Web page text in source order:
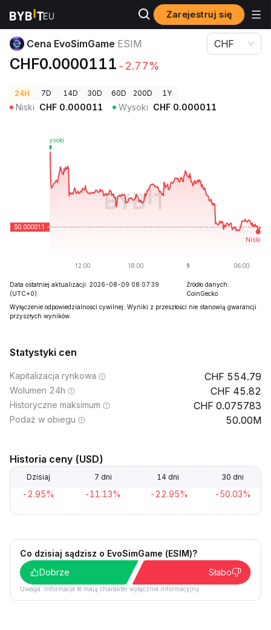
Zarejestruj się
Ceny kryptowalut Cena EvoSimGame ESIM
Cena EvoSimGame ESIM
CHF0.0000111 -2.77%
CHF
24H 7D 14D 30D 60D 200D 1Y
Niski CHF 0.000011 Wysoki CHF 0.000011
Data ostatniej aktualizacji: 2026-08-09 08:07:39
(UTC+0)
Źródło danych:
CoinGecko
Wyłączenie odpowiedzialności cywilnej: Wyniki z przeszłości nie stanowią gwarancji
przyszłych wyników.
Statystyki cen
Kapitalizacja rynkowa 554.79
Wolumen 24h 45.82
Historyczne maksimum 0.075783
Podaż w obiegu 50.00M
Historia ceny (USD)
Dzisiaj 7 dni 14 dni 30 dni
-2.95% -11.13% -22.95% -50.03%
Co dzisiaj sądzisz o EvoSimGame (ESIM)?
Dobrze
Słabo
Uwaga: Informacje te mają charakter wyłącznie informacyjny.